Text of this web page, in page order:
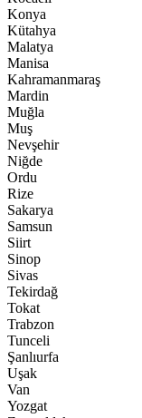
Konya
Kütahya
Malatya
Manisa
Kahramanmaraş
Mardin
Muğla
Muş
Nevşehir
Niğde
Ordu
Rize
Sakarya
Samsun
Siirt
Sinop
Sivas
Tekirdağ
Tokat
Trabzon
Tunceli
Şanlıurfa
Uşak
Van
Yozgat